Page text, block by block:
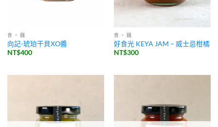
食 ・ 饈
向記-琥珀干貝XO醬
NT$400
食 ・ 饈
好食光 KEYA JAM – 威士忌柑橘
NT$300